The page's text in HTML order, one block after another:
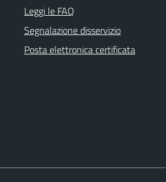
Leggi le FAQ
Segnalazione disservizio
Posta elettronica certificata